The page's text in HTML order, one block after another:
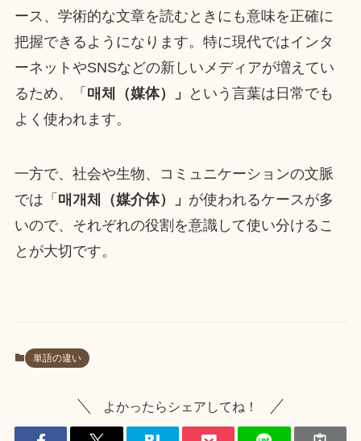
ース、学術的な文章を読むときにも意味を正確に
把握できるようになります。特に現代ではインタ
ーネットやSNSなどの新しいメディアが増えてい
るため、「 매체（媒体）」
という言葉は日常でも
よく使われます。
一方で、社会や生物、コミュニケーションの文脈
では「 매개체（媒介体）」 が使われるケースが多
いので、それぞれの役割を意識して使い分けるこ
とが大切です。
単語の違い
よかったらシェアしてね！